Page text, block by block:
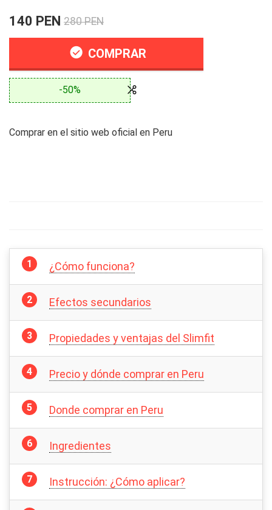
140 PEN 280 PEN
COMPRAR
-50%
Comprar en el sitio web oficial en Peru
¿Cómo funciona?
Efectos secundarios
Propiedades y ventajas del Slimfit
Precio y dónde comprar en Peru
Donde comprar en Peru
Ingredientes
Instrucción: ¿Cómo aplicar?